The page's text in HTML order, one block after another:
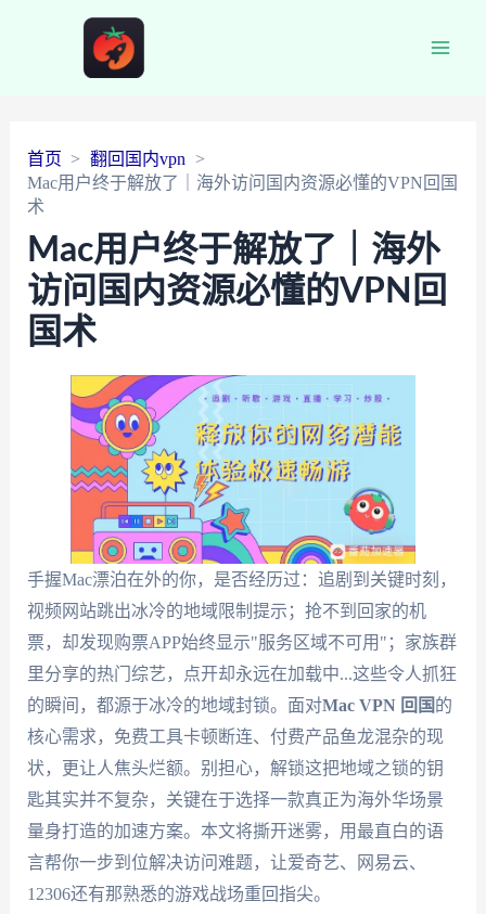
首页
翻回国内vpn
Mac用户终于解放了｜海外访问国内资源必懂的VPN回国
术
Mac用户终于解放了｜海外
访问国内资源必懂的VPN回
国术
手握Mac漂泊在外的你，是否经历过：追剧到关键时刻，
视频网站跳出冰冷的地域限制提示；抢不到回家的机
票，却发现购票APP始终显示"服务区域不可用"；家族群
里分享的热门综艺，点开却永远在加载中...这些令人抓狂
的瞬间，都源于冰冷的地域封锁。面对Mac VPN 回国 的
核心需求，免费工具卡顿断连、付费产品鱼龙混杂的现
状，更让人焦头烂额。别担心，解锁这把地域之锁的钥
匙其实并不复杂，关键在于选择一款真正为海外华场景
量身打造的加速方案。本文将撕开迷雾，用最直白的语
言帮你一步到位解决访问难题，让爱奇艺、网易云、
12306还有那熟悉的游戏战场重回指尖。